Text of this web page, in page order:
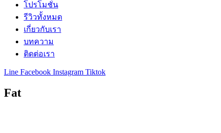
โปรโมชั่น
รีวิวทั้งหมด
เกี่ยวกับเรา
บทความ
ติดต่อเรา
Line Facebook Instagram Tiktok
Fat